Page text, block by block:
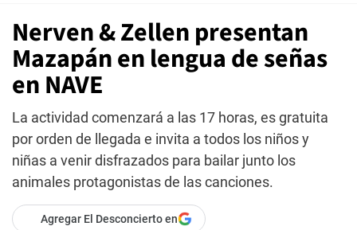
Nerven & Zellen presentan
Mazapán en lengua de señas
en NAVE
La actividad comenzará a las 17 horas, es gratuita
por orden de llegada e invita a todos los niños y
niñas a venir disfrazados para bailar junto los
animales protagonistas de las canciones.
Agregar El Desconcierto en